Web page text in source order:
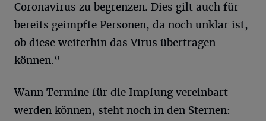
Coronavirus zu begrenzen. Dies gilt auch für
bereits geimpfte Personen, da noch unklar ist,
ob diese weiterhin das Virus übertragen
können.“
Wann Termine für die Impfung vereinbart
werden können, steht noch in den Sternen: